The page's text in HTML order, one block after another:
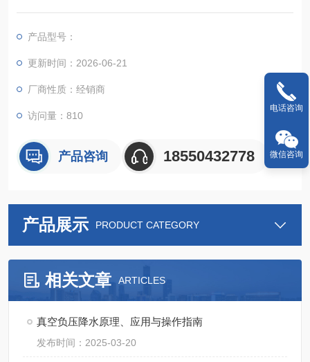
水、洗井、修井、捞泵、山区岩石井、泥沙井几十米到几百米、
力罐及各种名优水泵、泵管、变频业务，低廉的价格，较高的质
量，满意的服务，信赖的选择。
产品型号：
更新时间：2026-06-21
厂商性质：经销商
访问量：810
产品咨询 18550432778
产品展示 PRODUCT CATEGORY
相关文章 ARTICLES
真空负压降水原理、应用与操作指南
发布时间：2025-03-20
电话咨询
微信咨询